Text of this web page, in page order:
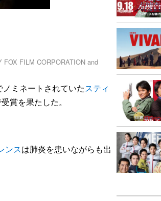
FILM CORPORATION and
ミネートされていたスティ
賞を果たした。
ンスは肺炎を患いながらも出